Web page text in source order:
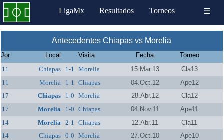
LigaMx Resultados Torneos ☰
Antecedentes Chiapas vs Morelia
Jor Local Visita Fecha
Torneo
11
Chiapas 1-1 Morelia 15.Mar.13
Cla13
11
Morelia 1-1 Chiapas 04.Oct.12
Ape12
17
Chiapas 1-0 Morelia 28.Abr.12
Cla12
17
Morelia 1-0 Chiapas 04.Nov.11
Ape11
14
Morelia 2-1 Chiapas 12.Abr.11
Cla11
14
Chiapas 0-0 Morelia 27.Oct.10
Ape10